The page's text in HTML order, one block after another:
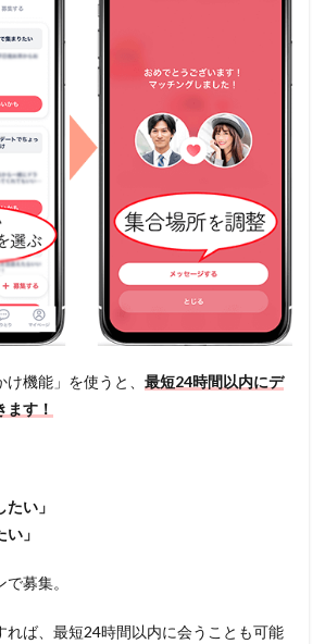
機能」を使うと、 最短24時間以内にデ
ます！
い」
」
募集。
れば、最短24時間以内に会うことも可能